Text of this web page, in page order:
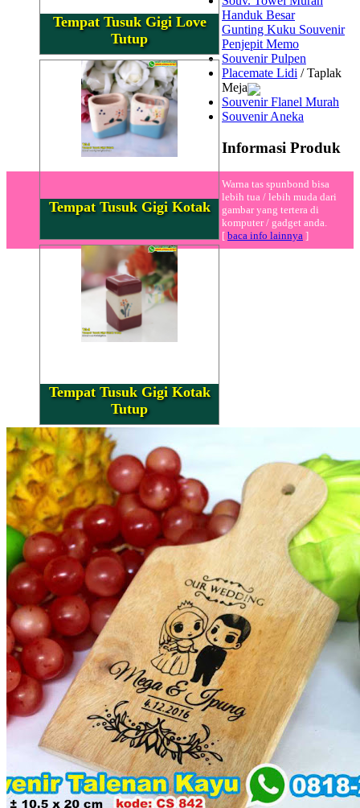
Tempat Tusuk Gigi Love
Tutup
Tempat Tusuk Gigi Kotak
Tempat Tusuk Gigi Kotak
Tutup
Handuk Besar
Gunting Kuku Souvenir
Penjepit Memo
Souvenir Pulpen
Placemate Lidi / Taplak
Meja
Souvenir Flanel Murah
Souvenir Aneka
Informasi Produk
Warna tas spunbond bisa
lebih tua / lebih muda dari
gambar yang tertera di
komputer / gadget anda.
[ baca info lainnya ]